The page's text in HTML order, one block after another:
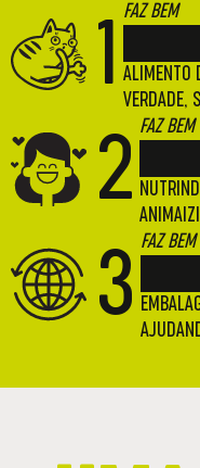
1
FAZ BEM
ALIMENTO
VERDADE,
2
FAZ BEM
3
FAZ BEM